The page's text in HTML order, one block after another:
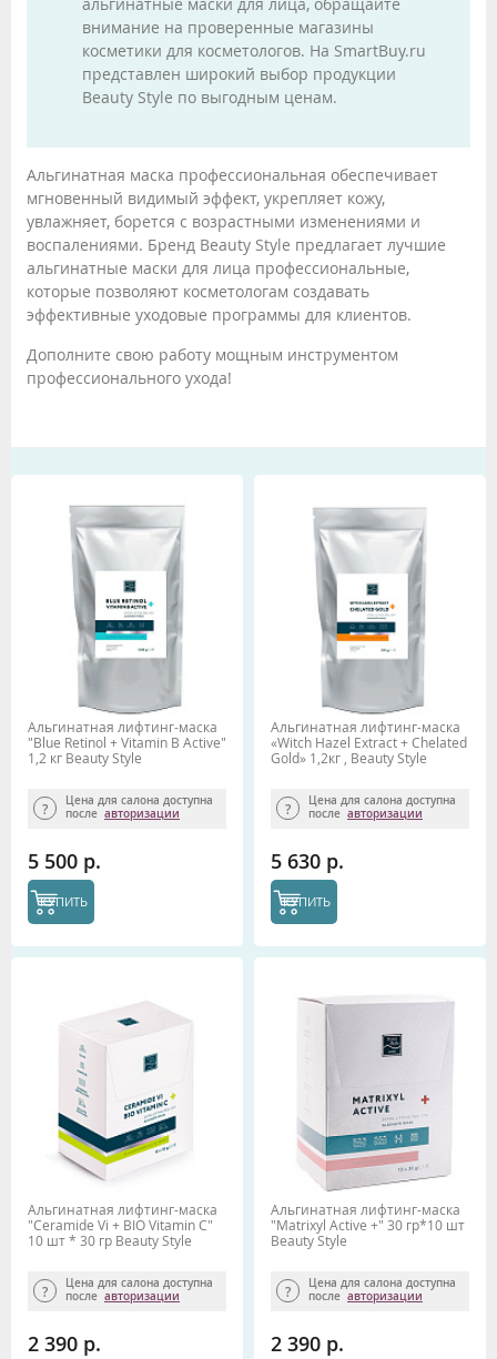
внимание на проверенные магазины
косметики для косметологов. На SmartBuy.ru
представлен широкий выбор продукции
Beauty Style по выгодным ценам.
Альгинатная маска профессиональная обеспечивает
мгновенный видимый эффект, укрепляет кожу,
увлажняет, борется с возрастными изменениями и
воспалениями. Бренд Beauty Style предлагает лучшие
альгинатные маски для лица профессиональные,
которые позволяют косметологам создавать
эффективные уходовые программы для клиентов.
Дополните свою работу мощным инструментом
профессионального ухода!
Альгинатная лифтинг-маска
"Blue Retinol + Vitamin B Active"
1,2 кг Beauty Stylе
Цена для салона доступна
после авторизации
5 500 р.
КУПИТЬ
Альгинатная лифтинг-маска
«Witch Hazel Extract + Chelated
Gold» 1,2кг , Beauty Style
Цена для салона доступна
после авторизации
5 630 р.
КУПИТЬ
Альгинатная лифтинг-маска
"Сeramide Vi + BIO Vitamin C"
10 шт * 30 гр Beauty Stylе
Цена для салона доступна
после авторизации
2 390 р.
Альгинатная лифтинг-маска
"Matrixyl Active +" 30 гр*10 шт
Beauty Stylе
Цена для салона доступна
после авторизации
2 390 р.